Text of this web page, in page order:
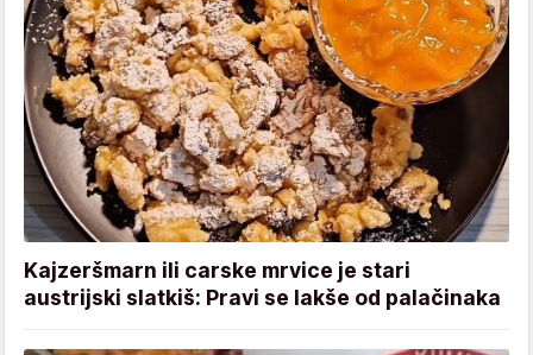
Kajzeršmarn ili carske mrvice je stari
austrijski slatkiš: Pravi se lakše od palačinaka